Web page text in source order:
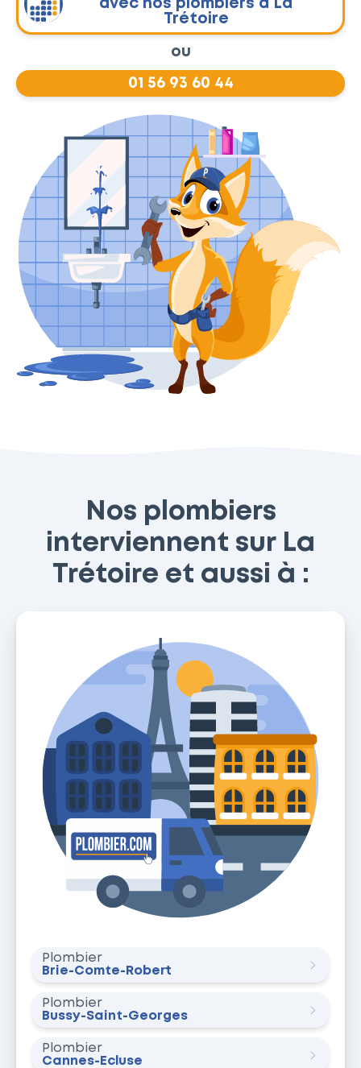
avec nos plombiers à La
Trétoire
ou
01 56 93 60 44
Nos plombiers
interviennent sur La
Trétoire et aussi à :
Plombier
Brie-Comte-Robert
Plombier
Bussy-Saint-Georges
Plombier
Cannes-Écluse